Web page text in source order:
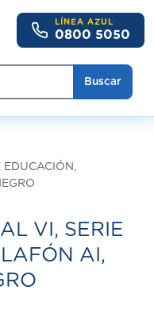
Buscar
LÍNEA AZUL
0800 5050
EDUCACIÓN,
VI, SERIE
AI,